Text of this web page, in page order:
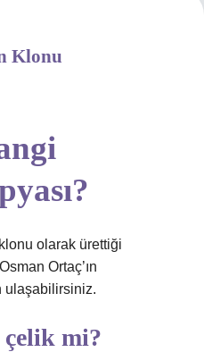
Klonu
olarak ürettiği
Ortaç’ın
ulaşabilirsiniz.
mi?